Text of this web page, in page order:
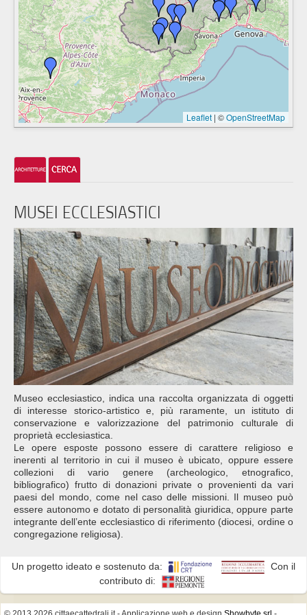
Leaflet | ©OpenStreetMap
MUSEI ECCLESIASTICI
Museo ecclesiastico, indica una raccolta organizzata di oggetti
di interesse storico-artistico e, più raramente, un istituto di
conservazione e valorizzazione del patrimonio culturale di
proprietà ecclesiastica.
Le opere esposte possono essere di carattere religioso e
inerenti al territorio in cui il museo è ubicato, oppure essere
collezioni di vario genere (archeologico, etnografico,
bibliografico) frutto di donazioni private o provenienti da vari
paesi del mondo, come nel caso delle missioni. Il museo può
essere autonomo e dotato di personalità giuridica, oppure parte
integrante dell’ente ecclesiastico di riferimento (diocesi, ordine o
congregazione religiosa).
Un progetto ideato e sostenuto da:
Con il
contributo di: